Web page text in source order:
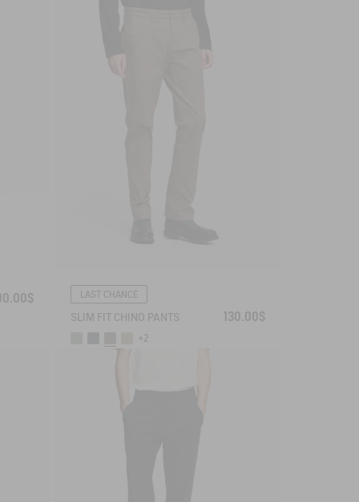
LAST CHANCE
SLIM FIT CHINO PANTS 130.00$
+2